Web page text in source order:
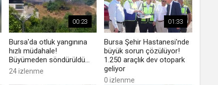
00:23
Bursa'da otluk yangınına
hızlı müdahale!
Büyümeden söndürüldü...
24 izlenme
01:33
Bursa Şehir Hastanesi'nde
büyük sorun çözülüyor!
1.250 araçlık dev otopark
geliyor
0 izlenme